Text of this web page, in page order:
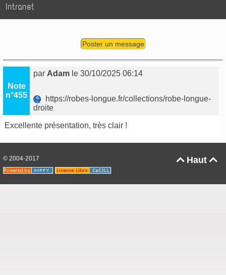
Intranet
Poster un message
Note
n°455
par Adam le 30/10/2025 06:14
https://robes-longue.fr/collections/robe-longue-
droite
Excellente présentation, très clair !
Haut 
© 2004-2017